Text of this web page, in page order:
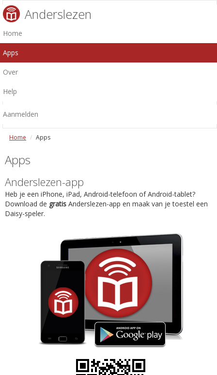
Anderslezen
Home
Apps
Over
Help
Aanmelden
Home Apps
Apps
Anderslezen-app
Heb je een iPhone, iPad, Android-telefoon of Android-tablet?
Download de gratis Anderslezen-app en maak van je toestel een
Daisy-speler.